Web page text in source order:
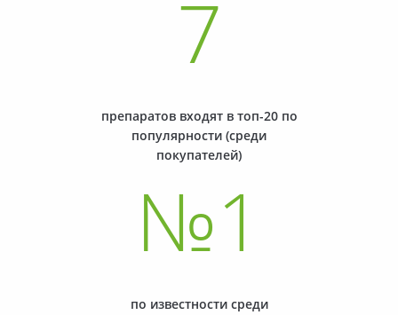
7
препаратов входят в топ-20 по
популярности (среди
покупателей)
№1
по известности среди